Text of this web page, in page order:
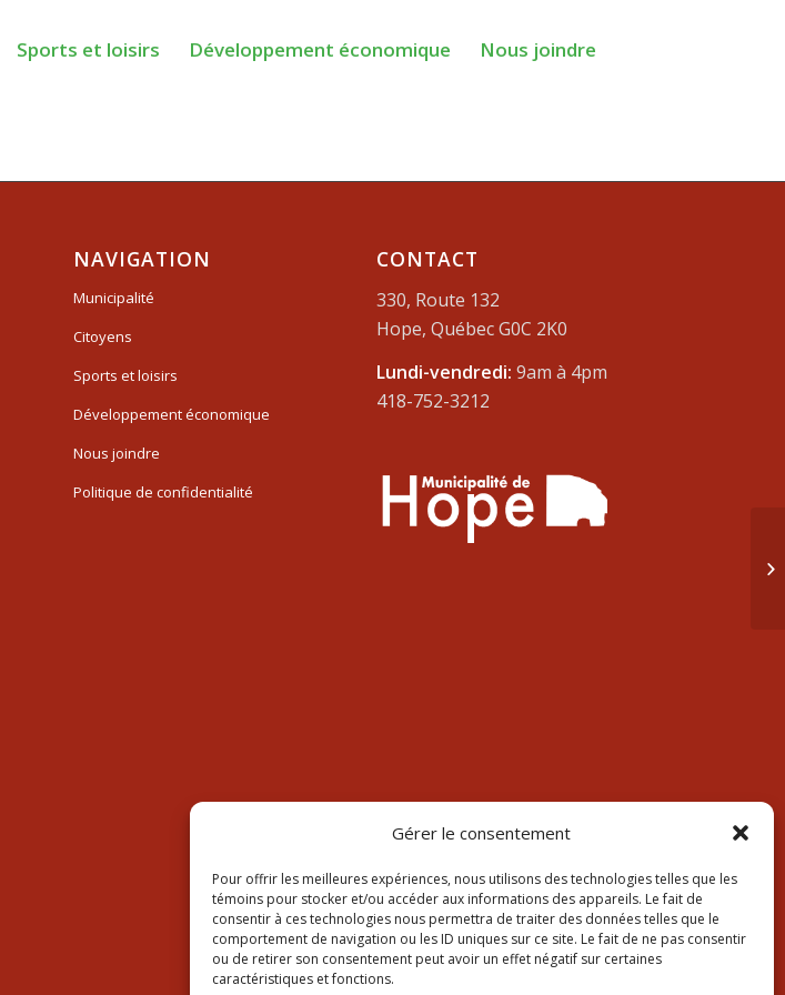
Gérer le consentement
Pour offrir les meilleures expériences, nous utilisons des technologies telles que les
témoins pour stocker et/ou accéder aux informations des appareils. Le fait de
consentir à ces technologies nous permettra de traiter des données telles que le
comportement de navigation ou les ID uniques sur ce site. Le fait de ne pas consentir
ou de retirer son consentement peut avoir un effet négatif sur certaines
caractéristiques et fonctions.
Sports et loisirs Développement économique Nous joindre
NAVIGATION
Municipalité
Citoyens
Sports et loisirs
Développement économique
Nous joindre
Politique de confidentialité
CONTACT
330, Route 132
Hope, Québec G0C 2K0
Lundi-vendredi: 9am à 4pm
418-752-3212